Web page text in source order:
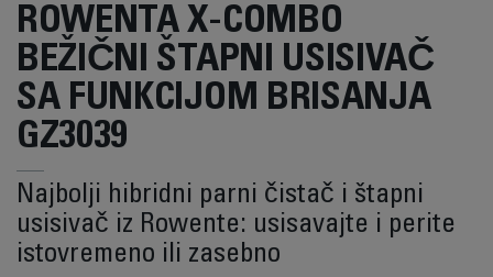
ROWENTA X-COMBO
BEŽIČNI ŠTAPNI USISIVAČ
SA FUNKCIJOM BRISANJA
GZ3039
Najbolji hibridni parni čistač i štapni
usisivač iz Rowente: usisavajte i perite
istovremeno ili zasebno